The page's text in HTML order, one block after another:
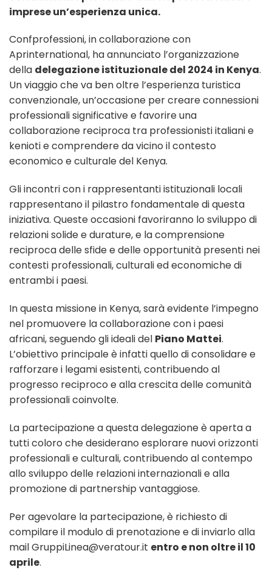
imprese un’esperienza unica.
Confprofessioni, in collaborazione con
Aprinternational, ha annunciato l’organizzazione
della delegazione istituzionale del 2024 in Kenya.
Un viaggio che va ben oltre l’esperienza turistica
convenzionale, un’occasione per creare connessioni
professionali significative e favorire una
collaborazione reciproca tra professionisti italiani e
kenioti e comprendere da vicino il contesto
economico e culturale del Kenya.
Gli incontri con i rappresentanti istituzionali locali
rappresentano il pilastro fondamentale di questa
iniziativa. Queste occasioni favoriranno lo sviluppo di
relazioni solide e durature, e la comprensione
reciproca delle sfide e delle opportunità presenti nei
contesti professionali, culturali ed economiche di
entrambi i paesi.
In questa missione in Kenya, sarà evidente l’impegno
nel promuovere la collaborazione con i paesi
africani, seguendo gli ideali del Piano Mattei.
L’obiettivo principale è infatti quello di consolidare e
rafforzare i legami esistenti, contribuendo al
progresso reciproco e alla crescita delle comunità
professionali coinvolte.
La partecipazione a questa delegazione è aperta a
tutti coloro che desiderano esplorare nuovi orizzonti
professionali e culturali, contribuendo al contempo
allo sviluppo delle relazioni internazionali e alla
promozione di partnership vantaggiose.
Per agevolare la partecipazione, è richiesto di
compilare il modulo di prenotazione e di inviarlo alla
mailGruppiLinea@veratour.it entro e non oltre il 10
aprile.